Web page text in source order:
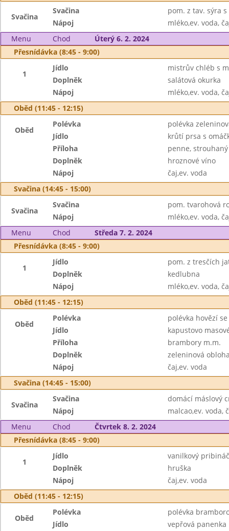
Svačina
Svačina
pom. z tav. sýra
Nápoj
mléko,ev. voda,
Menu
Chod
Úterý 6. 2. 2024
Přesnídávka (8:45 - 9:00)
1
Jídlo
mistrův chléb s
Doplněk
salátová okurka
Nápoj
mléko,ev. voda,
Oběd (11:45 - 12:15)
Oběd
Polévka
polévka
Jídlo
krůtí prsa s
Příloha
penne,
Doplněk
hroznové víno
Nápoj
čaj,ev. voda
Svačina (14:45 - 15:00)
Svačina
Svačina
pom. tvarohová
Nápoj
mléko,ev. voda,
Menu
Chod
Středa 7. 2. 2024
Přesnídávka (8:45 - 9:00)
1
Jídlo
pom. z tresčích
Doplněk
kedlubna
Nápoj
mléko,ev. voda,
Oběd (11:45 - 12:15)
Oběd
Polévka
polévka hovězí
Jídlo
kapustovo
Příloha
brambory m.m.
Doplněk
zeleninová
Nápoj
čaj,ev. voda
Svačina (14:45 - 15:00)
Svačina
Svačina
domácí máslový
Nápoj
malcao,ev. voda,
Menu
Chod
Čtvrtek 8. 2. 2024
Přesnídávka (8:45 - 9:00)
1
Jídlo
vanilkový
Doplněk
hruška
Nápoj
čaj,ev. voda
Oběd (11:45 - 12:15)
Oběd
Polévka
polévka
Jídlo
vepřová